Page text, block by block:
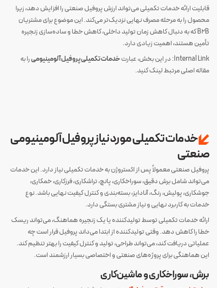
قابلیت ارائه خدمات تکمیلی می‌تواند ارزش پروفیل صنعتی را افزایش دهد، زیرا
محصول را به مرحله مصرف نهایی نزدیک‌تر می‌کند. این موضوع برای مشتریان
B2B که به دنبال کاهش زمان تولید داخلی، کاهش خطا و ساده‌سازی زنجیره
تأمین هستند، اهمیت زیادی دارد.
Internal Link: در این بخش، عبارت
خدمات تکمیلی پروفیل آلومینیومیرا به
مقاله اصلی مرتبط لینک کنید.
خدمات تکمیلی مورد نیاز پروفیل آلومینیومی
صنعتی
پروفیل صنعتی معمولاً پس از اکستروژن به خدمات تکمیلی نیاز دارد. این خدمات
می‌تواند شامل برش دقیق، سوراخکاری، پانچ، تراشکاری، فرزکاری، خمکاری،
جوشکاری، پولیش، رنگ، آنادایز، بسته‌بندی و کنترل کیفیت نهایی باشد. نوع
خدمات به کاربرد نهایی و نیاز مشتری بستگی دارد.
ارائه خدمات تکمیلی توسط تولیدکننده یا یک زنجیره هماهنگ، می‌تواند ریسک
خطا را کاهش دهد. وقتی تولیدکننده از ابتدا می‌داند پروفیل قرار است چه
عملیاتی دریافت کند، می‌تواند طراحی، تولید و کنترل کیفیت را بهتر تنظیم کند.
این هماهنگی برای پروژه‌های صنعتی و اختصاصی بسیار ارزشمند است.
برش، سوراخکاری و ماشین‌کاری